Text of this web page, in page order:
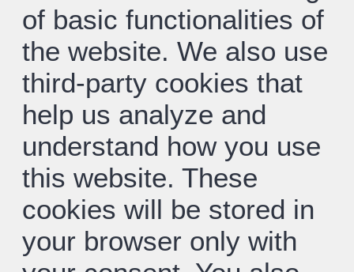
of basic functionalities of
the website. We also use
third-party cookies that
help us analyze and
understand how you use
this website. These
cookies will be stored in
your browser only with